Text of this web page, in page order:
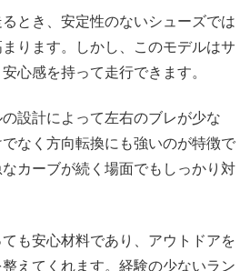
とき、安定性のないシューズでは
ります。しかし、このモデルはサ
心感を持って走行できます。
設計によって左右のブレが少な
なく方向転換にも強いのが特徴で
カーブが続く場面でもしっかり対
も安心材料であり、アウトドアを
えてくれます。経験の少ないラン